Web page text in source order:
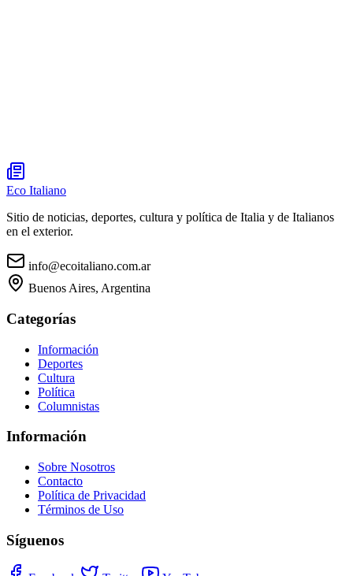
Eco Italiano
Sitio de noticias, deportes, cultura y política de Italia y de Italianos
en el exterior.
info@ecoitaliano.com.ar
Buenos Aires, Argentina
Categorías
Información
Deportes
Cultura
Política
Columnistas
Información
Sobre Nosotros
Contacto
Política de Privacidad
Términos de Uso
Síguenos